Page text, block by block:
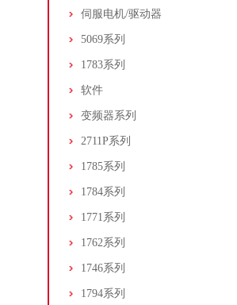
伺服电机/驱动器
5069系列
1783系列
软件
变频器系列
2711P系列
1785系列
1784系列
1771系列
1762系列
1746系列
1794系列